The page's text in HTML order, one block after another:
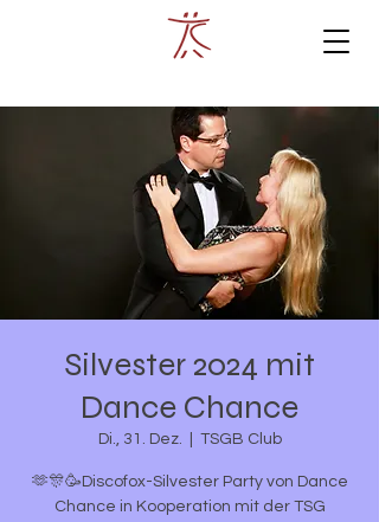
Silvester 2024 mit
Dance Chance
Di., 31. Dez. TSGB Club
🫶🎊🥳Discofox-Silvester Party von Dance
Chance in Kooperation mit der TSG